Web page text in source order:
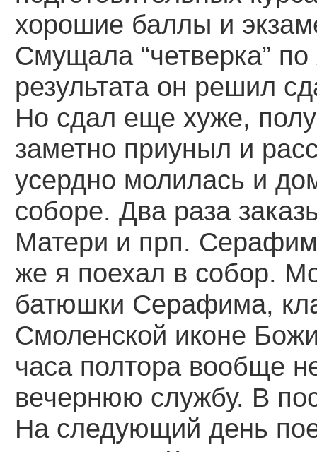
хорошие баллы и
Смущала “четверка”
результата он решил
Но сдал еще хуже,
заметно приуныл и
усердно молилась и
соборе. Два раза
Матери и прп.
же я поехал в собор.
батюшки Серафима,
Смоленской иконе
часа полтора вообще
вечернюю службу. В
На следующий день